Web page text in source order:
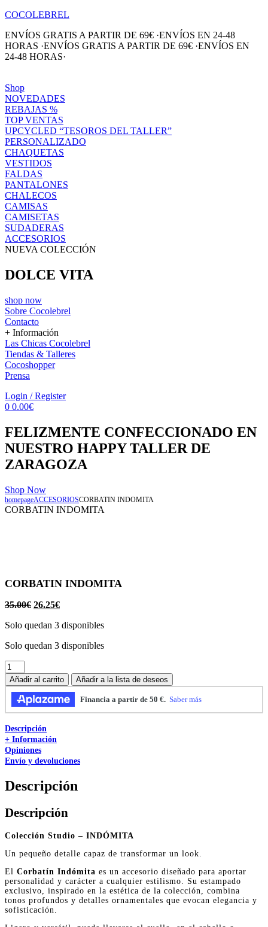
COCOLEBREL
ENVÍOS GRATIS A PARTIR DE 69€ ·ENVÍOS EN 24-48
HORAS ·ENVÍOS GRATIS A PARTIR DE 69€ ·ENVÍOS EN
24-48 HORAS·
Shop
NOVEDADES
REBAJAS %
TOP VENTAS
UPCYCLED “TESOROS DEL TALLER”
PERSONALIZADO
CHAQUETAS
VESTIDOS
FALDAS
PANTALONES
CHALECOS
CAMISAS
CAMISETAS
SUDADERAS
ACCESORIOS
NUEVA COLECCIÓN
DOLCE VITA
shop now
Sobre Cocolebrel
Contacto
+ Información
Las Chicas Cocolebrel
Tiendas & Talleres
Cocoshopper
Prensa
Menu
Login / Register
0 0.00€
FELIZMENTE CONFECCIONADO EN
NUESTRO HAPPY TALLER DE
ZARAGOZA
Shop Now
homepageACCESORIOSCORBATIN INDOMITA
CORBATIN INDOMITA
CORBATIN INDOMITA
35.00€ 26.25€
Solo quedan 3 disponibles
Solo quedan 3 disponibles
CORBATIN
INDOMITA
cantidad
Añadir al carrito Añadir a la lista de deseos
Descripción
+ Información
Opiniones
Envío y devoluciones
Descripción
Descripción
Colección Studio – INDÓMITA
Un pequeño detalle capaz de transformar un look.
El Corbatín Indómita es un accesorio diseñado para aportar
personalidad y carácter a cualquier estilismo. Su estampado
exclusivo, inspirado en la estética de la colección, combina
tonos profundos y detalles ornamentales que evocan elegancia y
sofisticación.